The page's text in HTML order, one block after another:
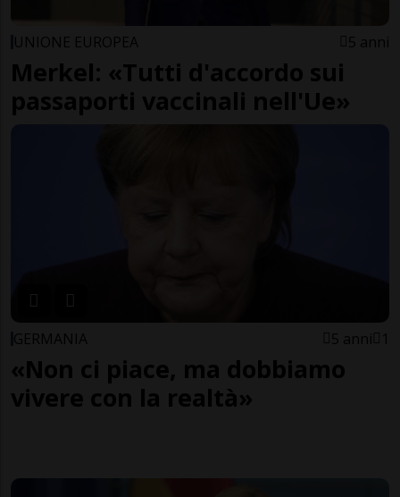
UNIONE EUROPEA 5 anni
Merkel: «Tutti d'accordo sui
passaporti vaccinali nell'Ue»
GERMANIA 5 anni 1
«Non ci piace, ma dobbiamo
vivere con la realtà»